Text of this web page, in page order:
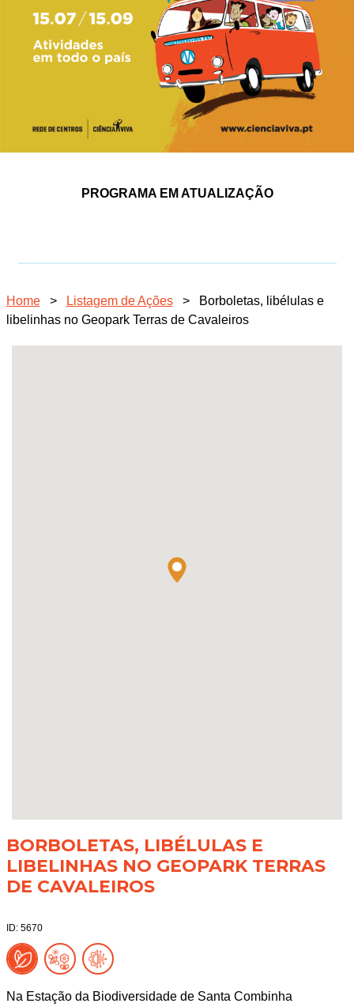
PROGRAMA EM ATUALIZAÇÃO
Home > Listagem de Ações >
Borboletas, libélulas e
libelinhas no Geopark Terras de Cavaleiros
BORBOLETAS, LIBÉLULAS E
LIBELINHAS NO GEOPARK TERRAS
DE CAVALEIROS
ID: 5670
Na Estação da Biodiversidade de Santa Combinha